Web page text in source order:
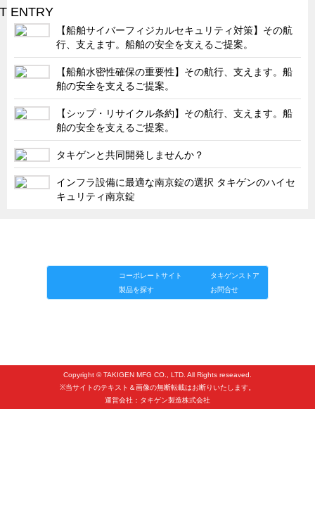
ちょっとユニークなお客様
ビジサスニュース
ECOLOGY NEWS SCRAMBLE
わが街わが支店
支店所在地（歴史探訪）
ニッポン再発見
あれこれWATCH
こんなとき、どう言うの?
４コマ漫画 のんきなのんちゃん
展示会情報／出展告知
展示会情報／報告レポート
タキゲンの歴史
110周年企画
【船舶サイバーフィジカルセキュリティ対策】その航
行、支えます。船舶の安全を支えるご提案。
【船舶水密性確保の重要性】その航行、支えます。船
舶の安全を支えるご提案。
【シップ・リサイクル条約】その航行、支えます。船
舶の安全を支えるご提案。
タキゲンと共同開発しませんか？
インフラ設備に最適な南京錠の選択 タキゲンのハイセ
キュリティ南京錠
コーポレートサイト
タキゲンストア
製品を探す
お問合せ
Copyright © TAKIGEN MFG CO., LTD. All Rights reseaved.
※当サイトのテキスト＆画像の無断転載はお断りいたします。
運営会社：タキゲン製造株式会社